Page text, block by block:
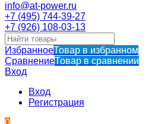
info@at-power.ru
+7 (495) 744-39-27
+7 (926) 108-03-13
ИзбранноеТовар в избранном
СравнениеТовар в сравнении
Вход
Вход
Регистрация